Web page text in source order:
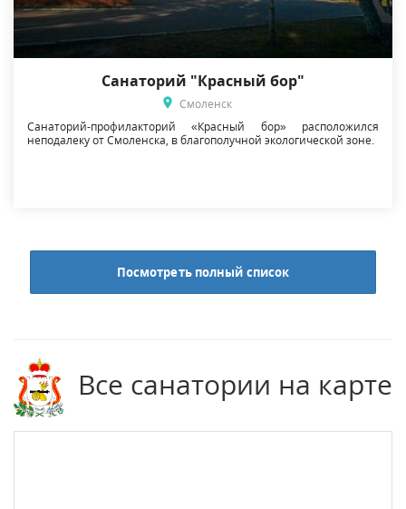
Санаторий "Красный бор"
Смоленск
Санаторий-профилакторий «Красный бор» расположился
неподалеку от Смоленска, в благополучной экологической зоне.
Посмотреть полный список
Все санатории на карте